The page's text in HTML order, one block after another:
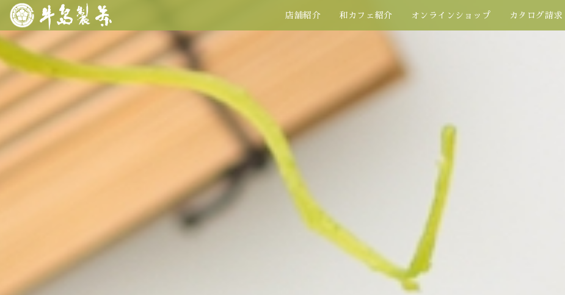
店舗紹介 和カフェ紹介 オンラインショップ カタログ請求